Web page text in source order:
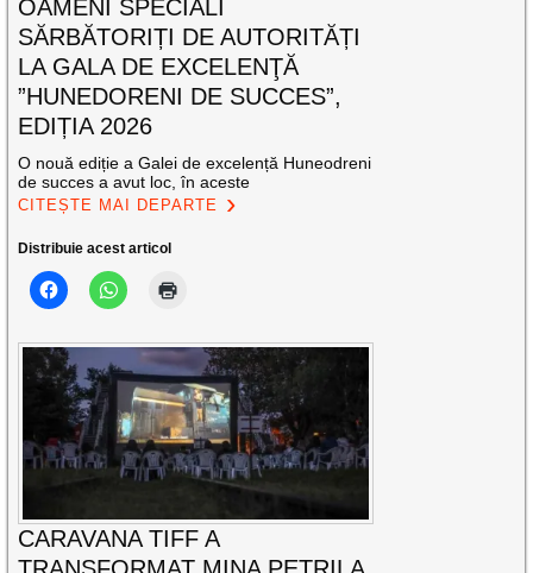
OAMENI SPECIALI
SĂRBĂTORIȚI DE AUTORITĂȚI
LA GALA DE EXCELENŢĂ
”HUNEDORENI DE SUCCES”,
EDIȚIA 2026
O nouă ediție a Galei de excelență Huneodreni
de succes a avut loc, în aceste
CITEȘTE MAI DEPARTE
Distribuie acest articol
CARAVANA TIFF A